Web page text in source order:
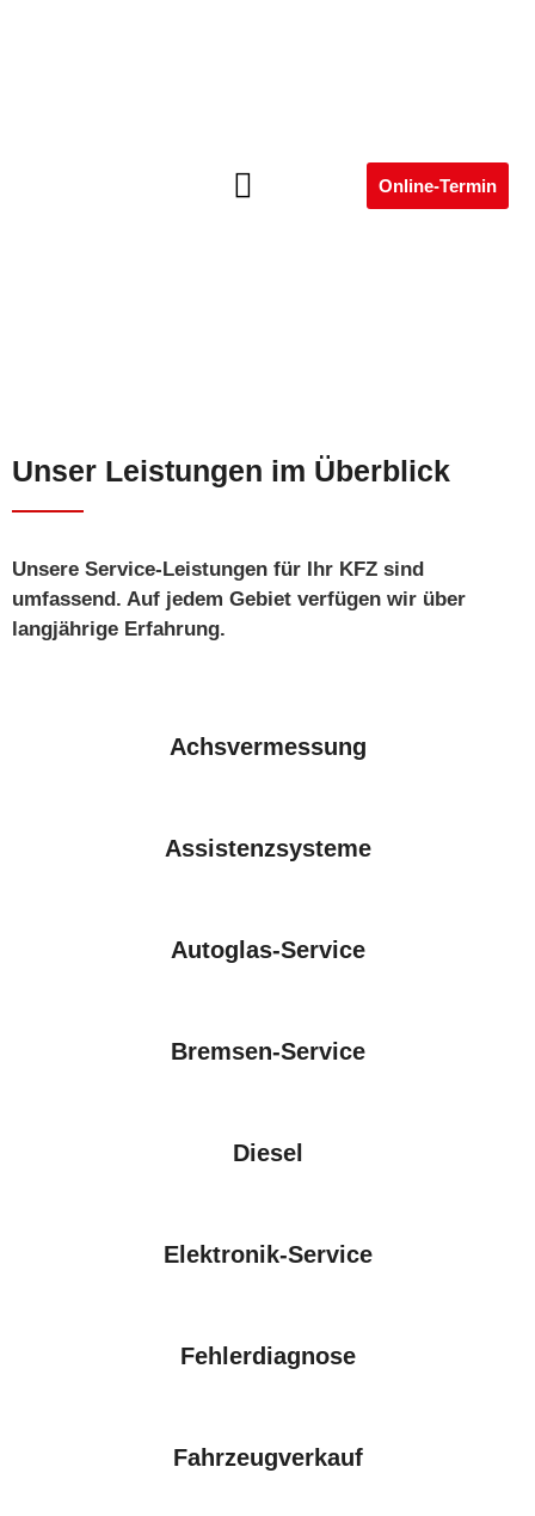
Online-Termin
Unser Leistungen im Überblick
Unsere Service-Leistungen für Ihr KFZ sind
umfassend. Auf jedem Gebiet verfügen wir über
langjährige Erfahrung.
Achsvermessung
Assistenzsysteme
Autoglas-Service
Bremsen-Service
Diesel
Elektronik-Service
Fehlerdiagnose
Fahrzeugverkauf